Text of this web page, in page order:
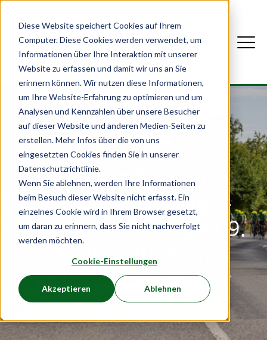
Diese Website speichert Cookies auf Ihrem
Computer. Diese Cookies werden verwendet, um
Informationen über Ihre Interaktion mit unserer
Website zu erfassen und damit wir uns an Sie
erinnern können. Wir nutzen diese Informationen,
um Ihre Website-Erfahrung zu optimieren und um
Analysen und Kennzahlen über unsere Besucher
auf dieser Website und anderen Medien-Seiten zu
erstellen. Mehr Infos über die von uns
eingesetzten Cookies finden Sie in unserer
Datenschutzrichtlinie.
Wenn Sie ablehnen, werden Ihre Informationen
beim Besuch dieser Website nicht erfasst. Ein
einzelnes Cookie wird in Ihrem Browser gesetzt,
um daran zu erinnern, dass Sie nicht nachverfolgt
werden möchten.
Cookie-Einstellungen
Akzeptieren Ablehnen
...rollt in Gießen -
Magdeburg - Halle -
Leipzig vom 06. bis 09.
August 2026 für
krebskranke Kinder